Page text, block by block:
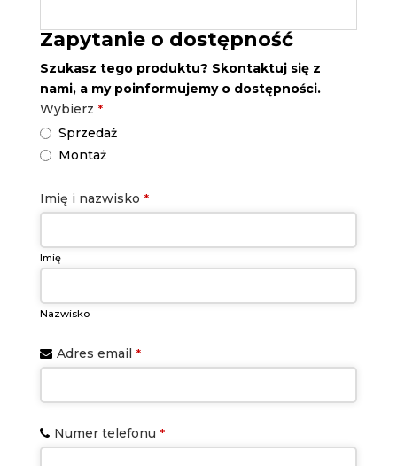
Zapytanie o dostępność
Szukasz tego produktu? Skontaktuj się z
nami, a my poinformujemy o dostępności.
Wybierz *
Sprzedaż
Montaż
Email
Address *
Imię i nazwisko *
Imię
Nazwisko
Adres email *
Numer telefonu *